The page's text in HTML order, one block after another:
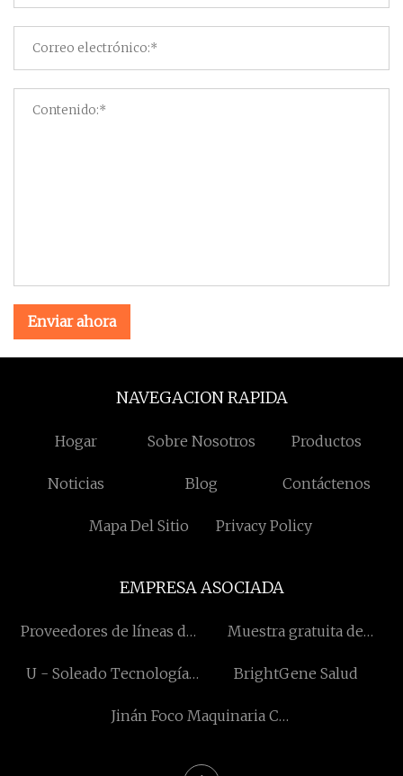
Enviar ahora
NAVEGACION RAPIDA
Hogar Sobre Nosotros Productos
Noticias Blog Contáctenos
Mapa Del Sitio Privacy Policy
EMPRESA ASOCIADA
Proveedores de líneas de
de TI.
Muestra gratuita de
U - Soleado Tecnología
BrightGene Salud
Jinán Foco Maquinaria Co.,